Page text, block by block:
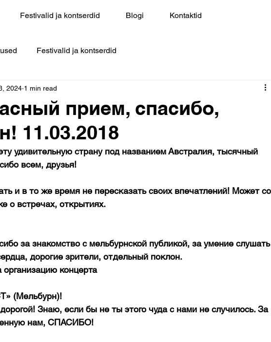
Festivalid ja kontserdid Blogi Kontaktid
Festivalid ja kontserdid
прием, спасибо,
11.03.2018
2024 1 min read
удивительную страну под названием Австралия, тысячный
всем, друзья!
о встречах, открытиях.
за знакомство с мельбурнской публикой, за умение слушать
дорогие зрители, отдельный поклон.
концерта
(Мельбурн)!
Знаю, если бы не ты этого чуда с нами не случилось. За
нам, СПАСИБО!